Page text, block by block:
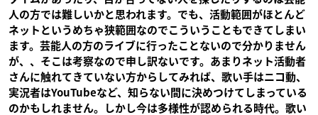
人の方では難しいかと思われます。でも、活動範囲がほとんど
ネットというめちゃ狭範囲なのでこういうこともできてしまい
ます。芸能人の方のライブに行ったことないので分かりません
が、、そこは考察なので申し訳ないです。あまりネット活動者
さんに触れてきていない方からしてみれば、歌い手はニコ動、
実況者はYouTubeなど、知らない間に決めつけてしまっている
のかもしれません。しかし今は多様性が認められる時代。歌い